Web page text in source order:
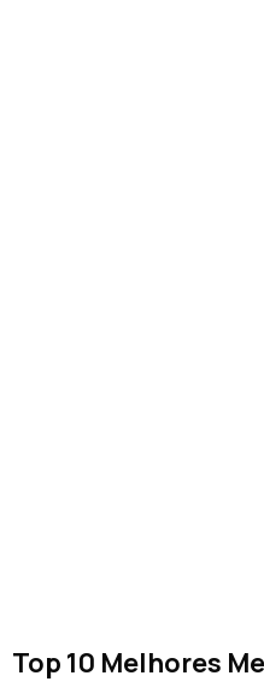
Top 10 Melhores